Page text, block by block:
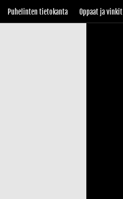
Puhelinten tietokanta Oppaat ja vinkit